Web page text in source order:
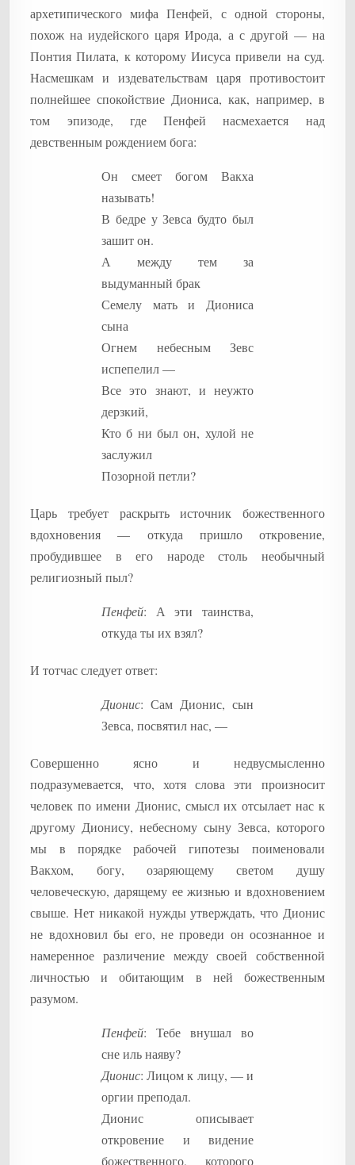
архетипического мифа Пенфей, с одной стороны,
похож на иудейского царя Ирода, а с другой — на
Понтия Пилата, к которому Иисуса привели на суд.
Насмешкам и издевательствам царя противостоит
полнейшее спокойствие Диониса, как, например, в
том эпизоде, где Пенфей насмехается над
девственным рождением бога:
Он смеет богом Вакха
называть!
В бедре у Зевса будто был
зашит он.
А между тем за
выдуманный брак
Семелу мать и Диониса
сына
Огнем небесным Зевс
испепелил —
Все это знают, и неужто
дерзкий,
Кто б ни был он, хулой не
заслужил
Позорной петли?
Царь требует раскрыть источник божественного
вдохновения — откуда пришло откровение,
пробудившее в его народе столь необычный
религиозный пыл?
Пенфей: А эти таинства,
откуда ты их взял?
И тотчас следует ответ:
Дионис: Сам Дионис, сын
Зевса, посвятил нас, —
Совершенно ясно и недвусмысленно
подразумевается, что, хотя слова эти произносит
человек по имени Дионис, смысл их отсылает нас к
другому Дионису, небесному сыну Зевса, которого
мы в порядке рабочей гипотезы поименовали
Вакхом, богу, озаряющему светом душу
человеческую, дарящему ее жизнью и вдохновением
свыше. Нет никакой нужды утверждать, что Дионис
не вдохновил бы его, не проведи он осознанное и
намеренное различение между своей собственной
личностью и обитающим в ней божественным
разумом.
Пенфей: Тебе внушал во
сне иль наяву?
Дионис: Лицом к лицу, — и
оргии преподал.
Дионис описывает
откровение и видение
божественного, которого